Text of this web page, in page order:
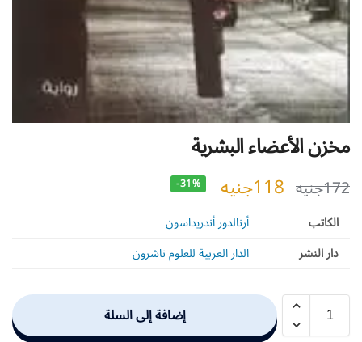
مخزن الأعضاء البشرية
172جنيه 118جنيه -31%
الكاتب
أرنالدور أندريداسون
دار النشر
الدار العربية للعلوم ناشرون
إضافة إلى السلة